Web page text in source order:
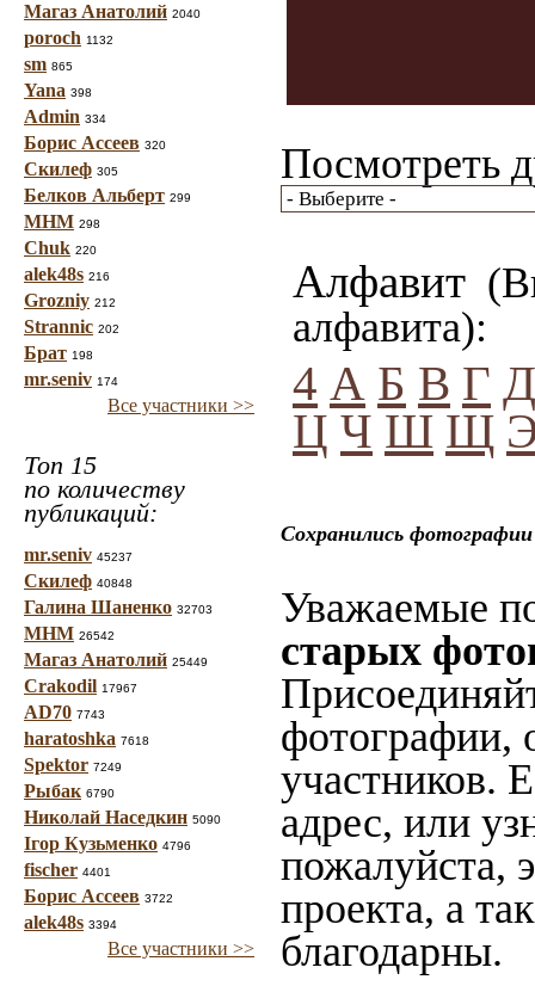
Магаз Анатолий 2040
poroch 1132
sm 865
Yana 398
Admin 334
Борис Ассеев 320
Скилеф 305
Белков Альберт 299
МНМ 298
Chuk 220
alek48s 216
Grozniy 212
Strannic 202
Брат 198
mr.seniv 174
Все участники >>
Топ 15
по количеству
публикаций:
mr.seniv 45237
Скилеф 40848
Галина Шаненко 32703
МНМ 26542
Магаз Анатолий 25449
Crakodil 17967
AD70 7743
haratoshka 7618
Spektor 7249
Рыбак 6790
Николай Наседкин 5090
Ігор Кузьменко 4796
fischer 4401
Борис Ассеев 3722
alek48s 3394
Все участники >>
Посмотреть
Алфавит
алфавита):
4 А Б В Г Д
Ц Ч Ш Щ
Сохранились
Уважаемые
старых
фотографии,
участников.
адрес, или
пожалуйста,
проекта, а
благодарны.